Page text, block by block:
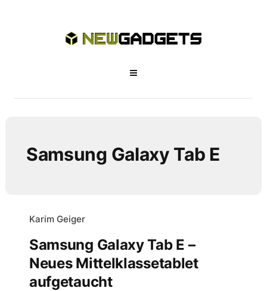
Samsung Galaxy Tab E
Karim Geiger
Samsung Galaxy Tab E –
Neues Mittelklassetablet
aufgetaucht